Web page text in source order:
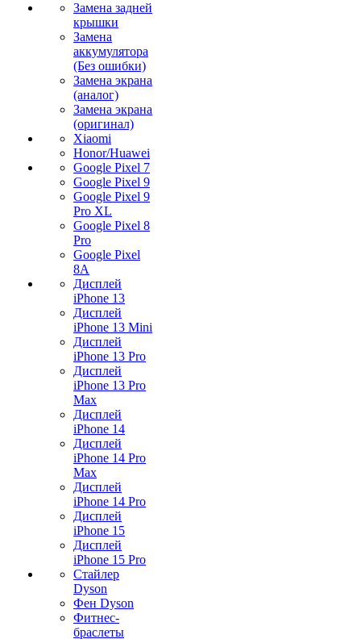
Замена задней
крышки
Замена
аккумулятора
(Без ошибки)
Замена экрана
(аналог)
Замена экрана
(оригинал)
Xiaomi
Honor/Huawei
Google Pixel 7
Google Pixel 9
Google Pixel 9
Pro XL
Google Pixel 8
Pro
Google Pixel
8A
Дисплей
iPhone 13
Дисплей
iPhone 13 Mini
Дисплей
iPhone 13 Pro
Дисплей
iPhone 13 Pro
Max
Дисплей
iPhone 14
Дисплей
iPhone 14 Pro
Max
Дисплей
iPhone 14 Pro
Дисплей
iPhone 15
Дисплей
iPhone 15 Pro
Стайлер
Dyson
Фен Dyson
Фитнес-
браслеты